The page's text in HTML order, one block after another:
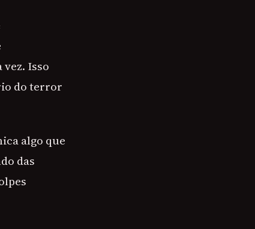
Isso
do terror
algo que
das